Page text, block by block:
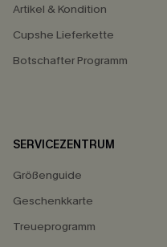
Artikel & Kondition
Cupshe Lieferkette
Botschafter Programm
SERVICEZENTRUM
Größenguide
Geschenkkarte
Treueprogramm